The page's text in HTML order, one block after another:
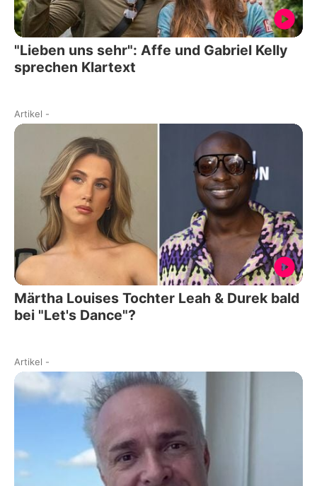
"Lieben uns sehr": Affe und Gabriel Kelly
sprechen Klartext
Artikel -
Märtha Louises Tochter Leah & Durek bald
bei "Let's Dance"?
Artikel -